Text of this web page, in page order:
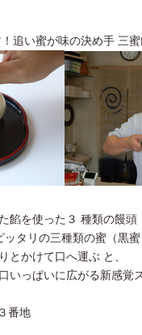
追い蜜が味の決め手 三
餡を使った３ 種類の饅頭
ッタリの三種類の蜜（黒
とかけて口へ運ぶ と、
いっぱいに広がる新感覚
番地